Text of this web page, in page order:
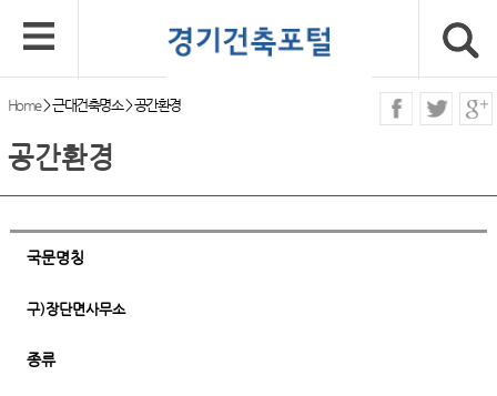
Home>근대건축명소>공간환경
공간환경
국문명칭
구)장단면사무소
종류